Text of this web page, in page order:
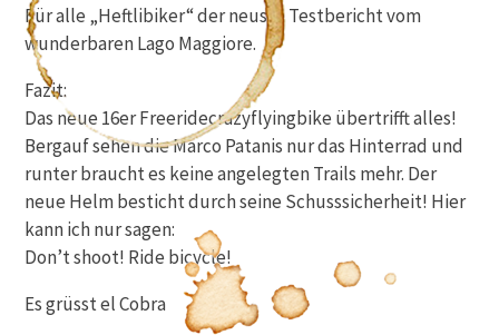
Für alle „Heftlibiker“ der neuste Testbericht vom
wunderbaren Lago Maggiore.
Fazit:
Das neue 16er Freeridecrazyflyingbike übertrifft alles!
Bergauf sehen die Marco Patanis nur das Hinterrad und
runter braucht es keine angelegten Trails mehr. Der
neue Helm besticht durch seine Schusssicherheit! Hier
kann ich nur sagen:
Don’t shoot! Ride bicycle!
Es grüsst el Cobra